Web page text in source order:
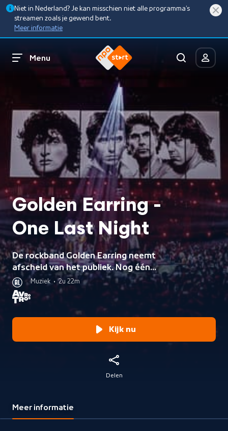
Niet in Nederland? Je kan misschien niet alle programma’s
streamen zoals je gewend bent.
Meer informatie
Menu
Golden Earring -
One Last Night
De rockband Golden Earring neemt
afscheid van het publiek. Nog één
laatste keer brengen ze al hun grote
klassiekers en unieke
samenwerkingen ten gehore in een
uitverkocht Ahoy.
Muziek • 2u 22m
Kijk nu
Delen
Meer informatie